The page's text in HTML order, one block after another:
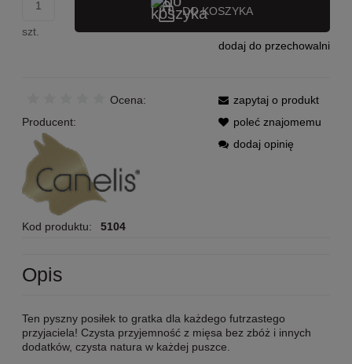
szt.
DO KOSZYKA
dodaj do przechowalni
Ocena:
Producent:
Kod produktu: 5104
zapytaj o produkt
poleć znajomemu
dodaj opinię
Opis
Ten pyszny posiłek to gratka dla każdego futrzastego
przyjaciela! Czysta przyjemność z mięsa bez zbóż i innych
dodatków, czysta natura w każdej puszce.